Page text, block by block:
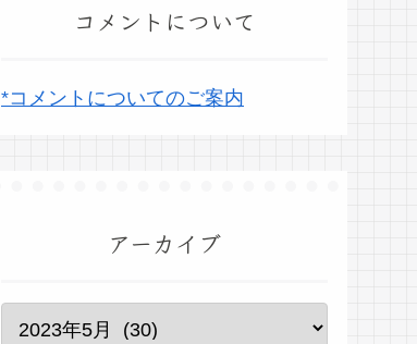
コメントについて
*コメントについてのご案内
アーカイブ